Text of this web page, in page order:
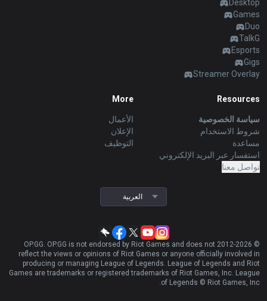
Desktop
Games
Duo
TalkG
Esports
Gigs
Streamer Overlay
Resources
سياسة الخصوصية
شروط الاستخدام
مساعدة
استفسار عبر البريد الإلكتروني
تواصل معنا
More
الأعمال
الإعلان
التوظيف
العربية
© 2012-
2026
OP.GG. OP.GG is not endorsed by Riot Games and does not
reflect the views or opinions of Riot Games or anyone officially involved in
producing or managing League of Legends. League of Legends and Riot
Games are trademarks or registered trademarks of Riot Games, Inc. League
of Legends © Riot Games, Inc.